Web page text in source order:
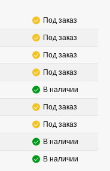
Под заказ
Под заказ
Под заказ
Под заказ
В наличии
Под заказ
Под заказ
В наличии
В наличии